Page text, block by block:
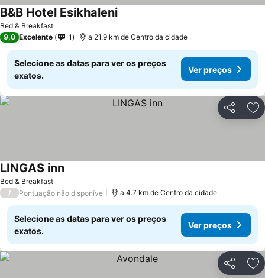
Bed & Breakfast
B&B Hotel Esikhaleni
9,0 Excelente 1 a 21.9 km de Centro da cidade
Selecione as datas para ver os preços
exatos.
Ver preços
Partilhar
Bed & Breakfast
LINGAS inn
/ Pontuação não disponível a 4.7 km de Centro da cidade
Selecione as datas para ver os preços
exatos.
Ver preços
Partilhar